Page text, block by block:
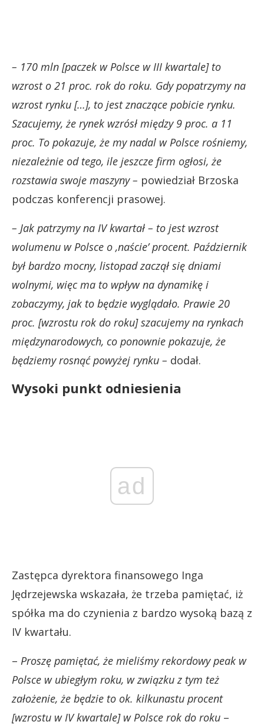
– 170 mln [paczek w Polsce w III kwartale] to
wzrost o 21 proc. rok do roku. Gdy popatrzymy na
wzrost rynku […], to jest znaczące pobicie rynku.
Szacujemy, że rynek wzrósł między 9 proc. a 11
proc. To pokazuje, że my nadal w Polsce rośniemy,
niezależnie od tego, ile jeszcze firm ogłosi, że
rozstawia swoje maszyny – powiedział Brzoska
podczas konferencji prasowej.
– Jak patrzymy na IV kwartał – to jest wzrost
wolumenu w Polsce o ‚naście’ procent. Październik
był bardzo mocny, listopad zaczął się dniami
wolnymi, więc ma to wpływ na dynamikę i
zobaczymy, jak to będzie wyglądało. Prawie 20
proc. [wzrostu rok do roku] szacujemy na rynkach
międzynarodowych, co ponownie pokazuje, że
będziemy rosnąć powyżej rynku – dodał.
Wysoki punkt odniesienia
ad
Zastępca dyrektora finansowego Inga
Jędrzejewska wskazała, że trzeba pamiętać, iż
spółka ma do czynienia z bardzo wysoką bazą z
IV kwartału.
– Proszę pamiętać, że mieliśmy rekordowy peak w
Polsce w ubiegłym roku, w związku z tym też
założenie, że będzie to ok. kilkunastu procent
[wzrostu w IV kwartale] w Polsce rok do roku –